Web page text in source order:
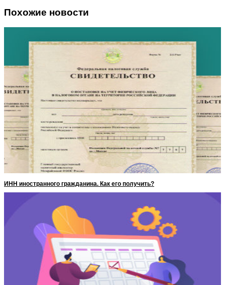
Похожие новости
ИНН иностранного гражданина. Как его получить?